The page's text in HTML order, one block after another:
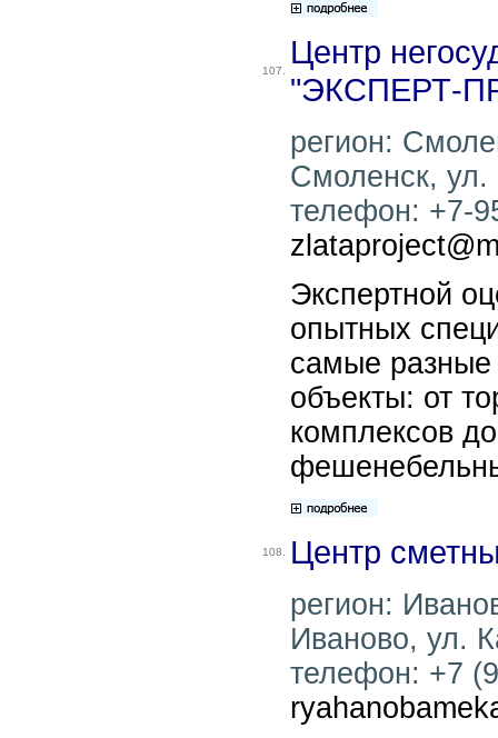
107.
Центр
"ЭКСПЕРТ-
регион:
Смоленск,
телефон: +7-
Экспертной
опытных
самые разные
объекты: от
комплексов
108. Центр
регион:
Иваново, ул.
телефон: +7